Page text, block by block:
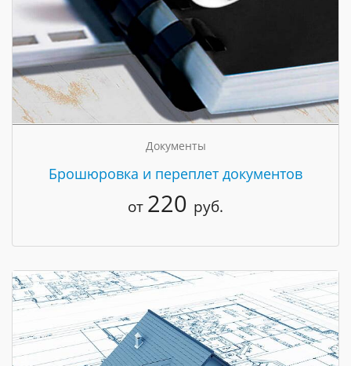
Документы
Брошюровка и переплет документов
от 220 руб.